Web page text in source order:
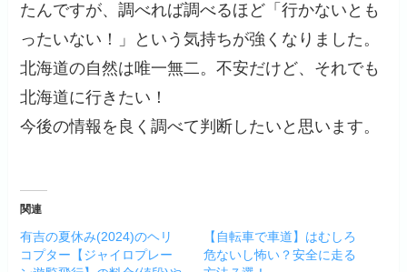
たんですが、調べれば調べるほど「行かないとも
ったいない！」という気持ちが強くなりました。
北海道の自然は唯一無二。不安だけど、それでも
北海道に行きたい！
今後の情報を良く調べて判断したいと思います。
関連
有吉の夏休み(2024)のヘリ
コプター【ジャイロプレー
【自転車で車道】はむしろ
危ないし怖い？安全に走る